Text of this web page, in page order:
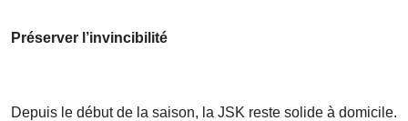
Préserver l’invincibilité
Depuis le début de la saison, la JSK reste solide à domicile.